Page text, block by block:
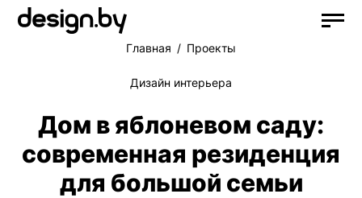
Главная Проекты
Дизайн интерьера
Дом в яблоневом саду:
современная резиденция
для большой семьи